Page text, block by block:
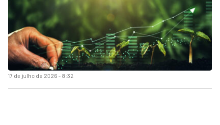
17 de julho de 2026 - 8:32